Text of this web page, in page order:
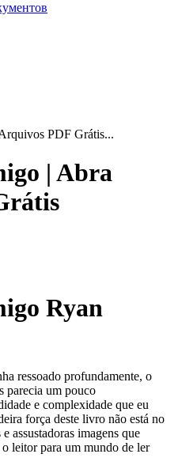
PDF Grátis...
| Abra
Ryan
ressoado profundamente, o
parecia um pouco
e complexidade que eu
força deste livro não está no
assustadoras imagens que
leitor para um mundo de ler